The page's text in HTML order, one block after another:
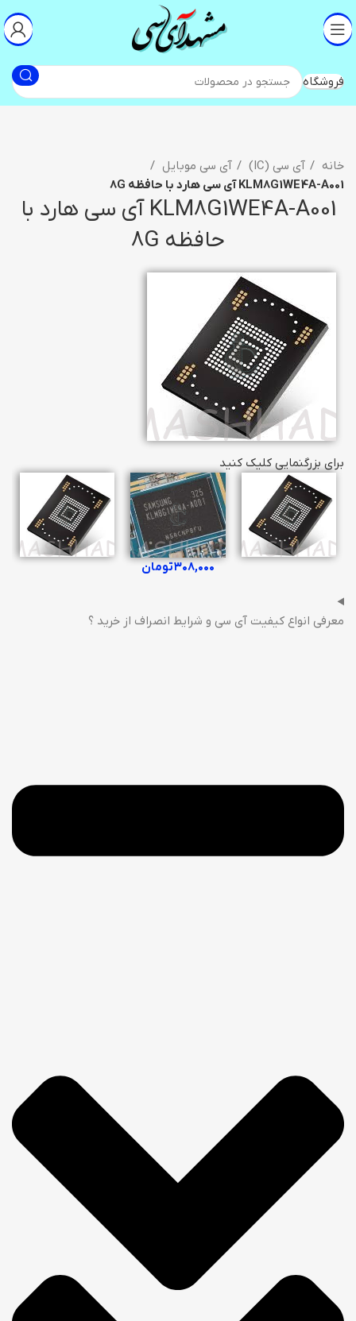
فروشگاه
خانه آی سی (IC)
آی سی موبایل
KLM8G1WE4A-A001 آی سی هارد با حافظه 8G
KLM8G1WE4A-A001 آی سی هارد با
حافظه 8G
برای بزرگنمایی کلیک کنید
۳۰۸,۰۰۰تومان
معرفی انواع کیفیت آی سی و شرایط انصراف از خرید ؟